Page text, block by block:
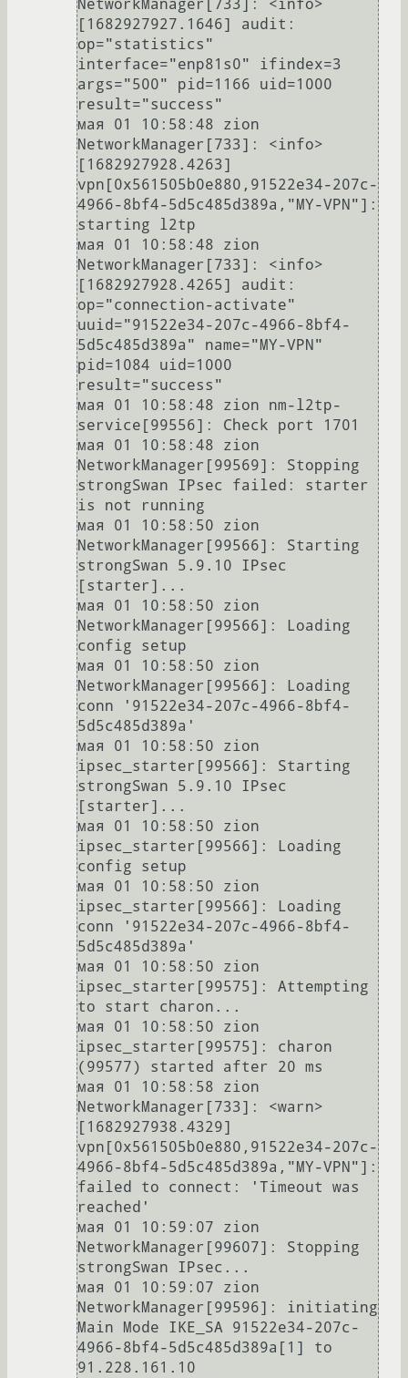
NetworkManager[733]: <info>
[1682927927.1646] audit:
op="statistics"
interface="enp81s0" ifindex=3
args="500" pid=1166 uid=1000
result="success"
мая 01 10:58:48 zion
NetworkManager[733]: <info>
[1682927928.4263]
vpn[0x561505b0e880,91522e34-207c-
4966-8bf4-5d5c485d389a,"MY-VPN"]:
starting l2tp
мая 01 10:58:48 zion
NetworkManager[733]: <info>
[1682927928.4265] audit:
op="connection-activate"
uuid="91522e34-207c-4966-8bf4-
5d5c485d389a" name="MY-VPN"
pid=1084 uid=1000
result="success"
мая 01 10:58:48 zion nm-l2tp-
service[99556]: Check port 1701
мая 01 10:58:48 zion
NetworkManager[99569]: Stopping
strongSwan IPsec failed: starter
is not running
мая 01 10:58:50 zion
NetworkManager[99566]: Starting
strongSwan 5.9.10 IPsec
[starter]...
мая 01 10:58:50 zion
NetworkManager[99566]: Loading
config setup
мая 01 10:58:50 zion
NetworkManager[99566]: Loading
conn '91522e34-207c-4966-8bf4-
5d5c485d389a'
мая 01 10:58:50 zion
ipsec_starter[99566]: Starting
strongSwan 5.9.10 IPsec
[starter]...
мая 01 10:58:50 zion
ipsec_starter[99566]: Loading
config setup
мая 01 10:58:50 zion
ipsec_starter[99566]: Loading
conn '91522e34-207c-4966-8bf4-
5d5c485d389a'
мая 01 10:58:50 zion
ipsec_starter[99575]: Attempting
to start charon...
мая 01 10:58:50 zion
ipsec_starter[99575]: charon
(99577) started after 20 ms
мая 01 10:58:58 zion
NetworkManager[733]: <warn>
[1682927938.4329]
vpn[0x561505b0e880,91522e34-207c-
4966-8bf4-5d5c485d389a,"MY-VPN"]:
failed to connect: 'Timeout was
reached'
мая 01 10:59:07 zion
NetworkManager[99607]: Stopping
strongSwan IPsec...
мая 01 10:59:07 zion
NetworkManager[99596]: initiating
Main Mode IKE_SA 91522e34-207c-
4966-8bf4-5d5c485d389a[1] to
91.228.161.10